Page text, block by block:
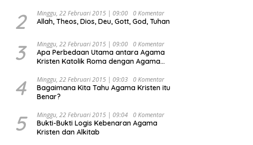
Djojohadikusumo Anti Penjajahan
(Pergolakan Ekonomi Politik Indonesia) &
Undang Perekonomian Nasional dan
Kesejahteraan Sosial dalam Menata
Bangsa Menuju Indonesia Emas 2045”,
2 Minggu, 22 Februari 2015 | 09:00 0 Komentar
Allah, Theos, Dios, Deu, Gott, God, Tuhan
3 Minggu, 22 Februari 2015 | 09:00 0 Komentar
Apa Perbedaan Utama antara Agama
Kristen Katolik Roma dengan Agama
4 Minggu, 22 Februari 2015 | 09:03 0 Komentar
Bagaimana Kita Tahu Agama Kristen itu
Benar?
5 Minggu, 22 Februari 2015 | 09:04 0 Komentar
Bukti-Bukti Logis Kebenaran Agama
Kristen dan Alkitab